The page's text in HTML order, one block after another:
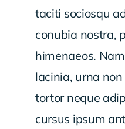
taciti sociosqu
conubia nostra,
himenaeos.
lacinia, urna
tortor neque
cursus ipsum